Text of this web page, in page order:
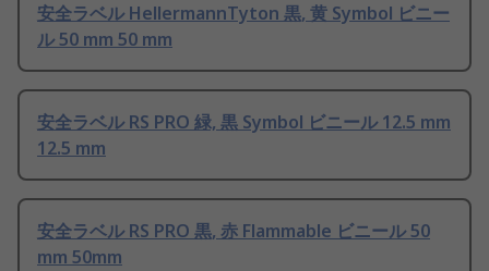
安全ラベル HellermannTyton 黒, 黄 Symbol ビニー
ル 50 mm 50 mm
安全ラベル RS PRO 緑, 黒 Symbol ビニール 12.5 mm
12.5 mm
安全ラベル RS PRO 黒, 赤 Flammable ビニール 50
mm 50mm